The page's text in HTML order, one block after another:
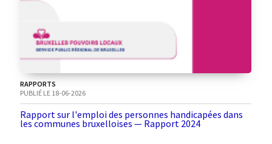
RAPPORTS
PUBLIÉ LE 18-06-2026
Rapport sur l'emploi des personnes handicapées dans
les communes bruxelloises — Rapport 2024